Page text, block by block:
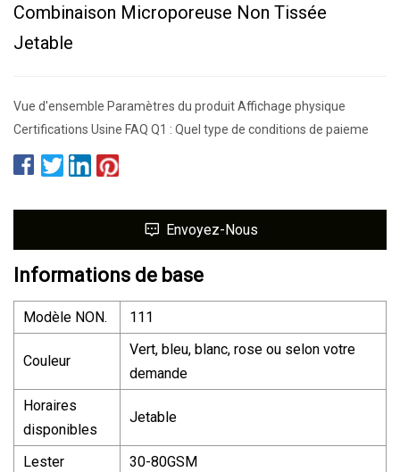
Combinaison Microporeuse Non Tissée
Jetable
Vue d'ensemble Paramètres du produit Affichage physique
Certifications Usine FAQ Q1 : Quel type de conditions de paieme
Envoyez-Nous
Informations de base
Modèle NON. 111
Couleur
Vert, bleu, blanc, rose ou selon votre
demande
Horaires
disponibles
Jetable
Lester 30-80GSM